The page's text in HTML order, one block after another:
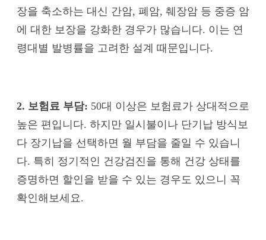
장을 축소하는 대신 간암, 폐암, 췌장암 등 중증 암
에 대한 보장을 강화한 경우가 많습니다. 이는 연
령대별 발병률을 고려한 설계 때문입니다.
2. 보험료 부담: 50대 이상은 보험료가 상대적으로
높은 편입니다. 하지만 일시불이나 단기납 방식보
다 장기납을 선택하면 월 부담을 줄일 수 있습니
다. 특히 정기적인 건강검진을 통해 건강 상태를
증명하면 할인을 받을 수 있는 경우도 있으니 꼭
확인해보세요.